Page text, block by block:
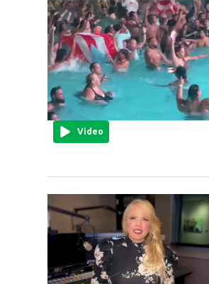
Video